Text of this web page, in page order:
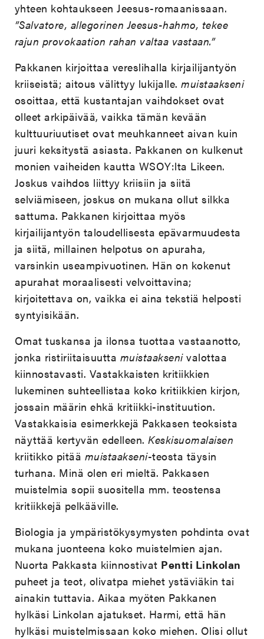
yhteen kohtaukseen Jeesus-romaanissaan.
”Salvatore, allegorinen Jeesus-hahmo, tekee
rajun provokaation rahan valtaa vastaan.”
Pakkanen kirjoittaa vereslihalla kirjailijantyön
kriiseistä; aitous välittyy lukijalle.muistaakseni
osoittaa, että kustantajan vaihdokset ovat
olleet arkipäivää, vaikka tämän kevään
kulttuuriuutiset ovat meuhkanneet aivan kuin
juuri keksitystä asiasta. Pakkanen on kulkenut
monien vaiheiden kautta WSOY:lta Likeen.
Joskus vaihdos liittyy kriisiin ja siitä
selviämiseen, joskus on mukana ollut silkka
sattuma. Pakkanen kirjoittaa myös
kirjailijantyön taloudellisesta epävarmuudesta
ja siitä, millainen helpotus on apuraha,
varsinkin useampivuotinen. Hän on kokenut
apurahat moraalisesti velvoittavina;
kirjoitettava on, vaikka ei aina tekstiä helposti
syntyisikään.
Omat tuskansa ja ilonsa tuottaa vastaanotto,
jonka ristiriitaisuutta muistaaksenivalottaa
kiinnostavasti. Vastakkaisten kritiikkien
lukeminen suhteellistaa koko kritiikkien kirjon,
jossain määrin ehkä kritiikki-instituution.
Vastakkaisia esimerkkejä Pakkasen teoksista
näyttää kertyvän edelleen.Keskisuomalaisen
kriitikko pitää muistaakseni-teosta täysin
turhana. Minä olen eri mieltä. Pakkasen
muistelmia sopii suositella mm. teostensa
kritiikkejä pelkääville.
Biologia ja ympäristökysymysten pohdinta ovat
mukana juonteena koko muistelmien ajan.
Nuorta Pakkasta kiinnostivat Pentti Linkolan
puheet ja teot, olivatpa miehet ystäviäkin tai
ainakin tuttavia. Aikaa myöten Pakkanen
hylkäsi Linkolan ajatukset. Harmi, että hän
hylkäsi muistelmissaan koko miehen. Olisi ollut